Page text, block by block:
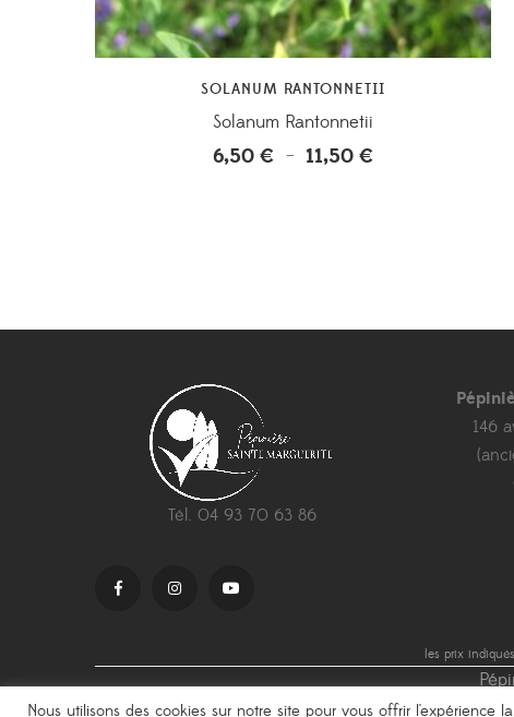
SOLANUM RANTONNETII
Solanum Rantonnetii
6,50 € – 11,50 €Plage
Tél. 04 93 70 63 86
146
les prix
Nous utilisons des cookies sur notre site pour vous offrir l'expérience